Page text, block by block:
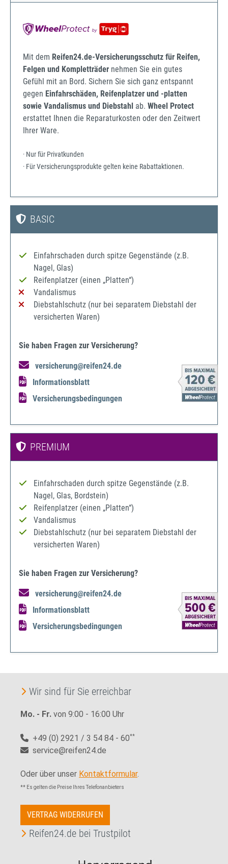
Mit dem Reifen24.de-Versicherungsschutz für Reifen,
Felgen und Kompletträder nehmen Sie ein gutes
Gefühl mit an Bord. Sichern Sie sich ganz entspannt
gegen Einfahrschäden, Reifenplatzer und -platten
sowie Vandalismus und Diebstahl ab. Wheel Protect
erstattet Ihnen die Reparaturkosten oder den Zeitwert
Ihrer Ware.
· Nur für Privatkunden
· Für Versicherungsprodukte gelten keine Rabattaktionen.
BASIC
Einfahrschaden durch spitze Gegenstände (z.B.
Nagel, Glas)
Reifenplatzer (einen „Platten“)
Vandalismus
Diebstahlschutz (nur bei separatem Diebstahl der
versicherten Waren)
Sie haben Fragen zur Versicherung?
versicherung@reifen24.de
Informationsblatt
Versicherungsbedingungen
PREMIUM
Einfahrschaden durch spitze Gegenstände (z.B.
Nagel, Glas, Bordstein)
Reifenplatzer (einen „Platten“)
Vandalismus
Diebstahlschutz (nur bei separatem Diebstahl der
versicherten Waren)
Sie haben Fragen zur Versicherung?
versicherung@reifen24.de
Informationsblatt
Versicherungsbedingungen
Wir sind für Sie erreichbar
Mo. - Fr. von 9:00 - 16:00 Uhr
+49 (0) 2921 / 3 54 84 - 60**
service@reifen24.de
Oder über unser Kontaktformular.
** Es gelten die Preise Ihres Telefonanbieters
VERTRAG WIDERRUFEN
Reifen24.de bei Trustpilot